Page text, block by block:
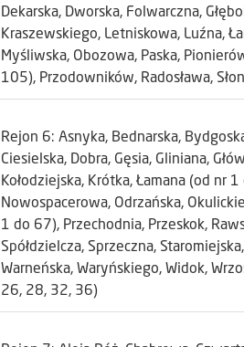
Dekarska, Dworska, Folwarczna,
Kraszewskiego, Letniskowa, Luźna,
Myśliwska, Obozowa, Paska,
105), Przodowników, Radosława,
Rejon 6: Asnyka, Bednarska,
Ciesielska, Dobra, Gęsia, Gliniana,
Kołodziejska, Krótka, Łamana (od nr
Nowospacerowa, Odrzańska,
1 do 67), Przechodnia, Przeskok,
Spółdzielcza, Sprzeczna,
Warneńska, Waryńskiego, Widok,
26, 28, 32, 36)